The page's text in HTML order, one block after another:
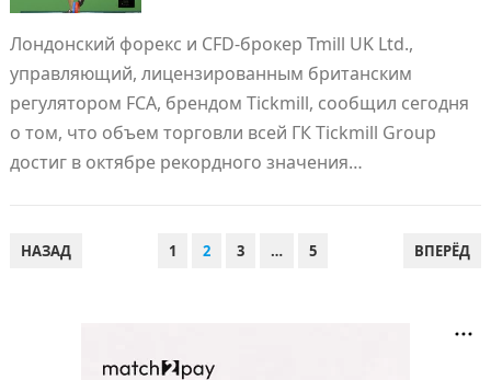
Лондонский форекс и CFD-брокер Tmill UK Ltd.,
управляющий, лицензированным британским
регулятором FCA, брендом Tickmill, сообщил сегодня
о том, что объем торговли всей ГК Tickmill Group
достиг в октябре рекордного значения…
ПАГИНАЦИЯ
НАЗАД 1 2 3 … 5 ВПЕРЁД